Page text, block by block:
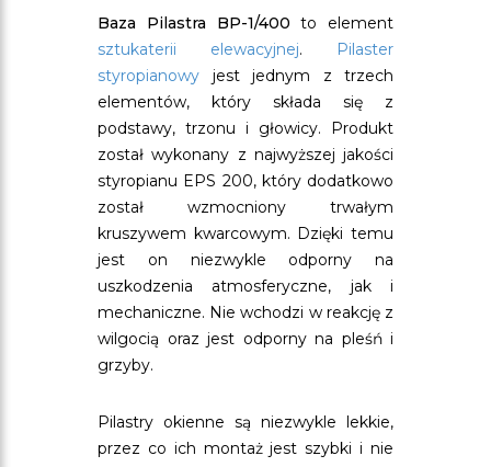
Baza Pilastra BP-1/400 to element
sztukaterii elewacyjnej.
Pilaster
styropianowy jest jednym z trzech
elementów, który składa się z
podstawy, trzonu i głowicy. Produkt
został wykonany z najwyższej jakości
styropianu EPS 200, który dodatkowo
został wzmocniony trwałym
kruszywem kwarcowym. Dzięki temu
jest on niezwykle odporny na
uszkodzenia atmosferyczne, jak i
mechaniczne. Nie wchodzi w reakcję z
wilgocią oraz jest odporny na pleśń i
grzyby.
Pilastry okienne są niezwykle lekkie,
przez co ich montaż jest szybki i nie